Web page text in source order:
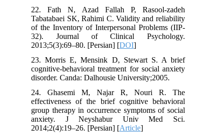
22. Fath N, Azad Fallah P, Rasool-zadeh
Tabatabaei SK, Rahimi C. Validity and reliability
of the Inventory of Interpersonal Problems (IIP-
32). Journal of Clinical Psychology.
2013;5(3):69–80. [Persian] [DOI
23. Morris E, Mensink D, Stewart S. A brief
cognitive-behavioral treatment for social anxiety
disorder. Canda: Dalhousie University;2005.
24. Ghasemi M, Najar R, Nouri R. The
effectiveness of the brief cognitive behavioral
group therapy in occurrence symptoms of social
anxiety. J Neyshabur Univ Med Sci.
2014;2(4):19–26. [Persian] [Article